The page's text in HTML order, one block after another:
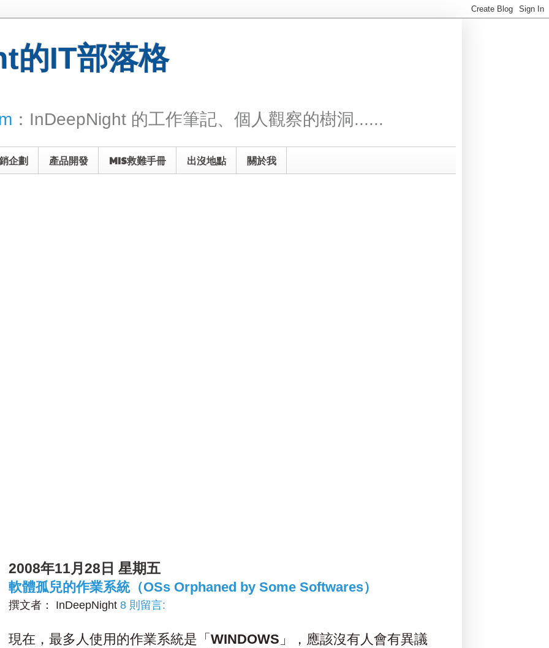
的IT部落格
：InDeepNight 的工作筆記、個人觀察的樹洞......
企劃 產品開發 MIS救難手冊 出沒地點 關於我
2008年11月28日 星期五
軟體孤兒的作業系統（OSs Orphaned by Some Softwares）
撰文者： InDeepNight 8 則留言:
現在，最多人使用的作業系統是「 WINDOWS 」，應該沒有人會有異議